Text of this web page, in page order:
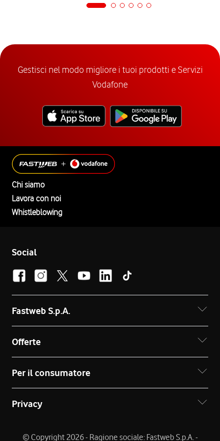
Gestisci nel modo migliore i tuoi prodotti e Servizi
Vodafone
Chi siamo
Lavora con noi
Whistleblowing
Social
Fastweb S.p.A.
Offerte
Per il consumatore
Privacy
© Copyright 2026 - Ragione sociale: Fastweb S.p.A. -